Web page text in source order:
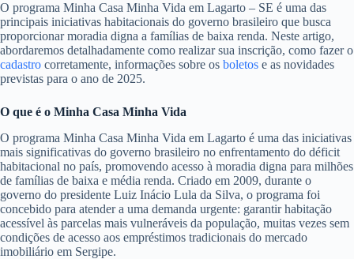
O programa Minha Casa Minha Vida em Lagarto – SE é uma das
principais iniciativas habitacionais do governo brasileiro que busca
proporcionar moradia digna a famílias de baixa renda. Neste artigo,
abordaremos detalhadamente como realizar sua inscrição, como fazer o
cadastro corretamente, informações sobre os boletos e as novidades
previstas para o ano de 2025.
O que é o Minha Casa Minha Vida
O programa Minha Casa Minha Vida em Lagarto é uma das iniciativas
mais significativas do governo brasileiro no enfrentamento do déficit
habitacional no país, promovendo acesso à moradia digna para milhões
de famílias de baixa e média renda. Criado em 2009, durante o
governo do presidente Luiz Inácio Lula da Silva, o programa foi
concebido para atender a uma demanda urgente: garantir habitação
acessível às parcelas mais vulneráveis da população, muitas vezes sem
condições de acesso aos empréstimos tradicionais do mercado
imobiliário em Sergipe.